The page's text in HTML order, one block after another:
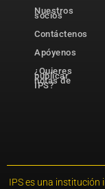
Nuestros
socios
Contáctenos
Apóyenos
¿Quieres
publicar
notas de
IPS?
IPS es una institución